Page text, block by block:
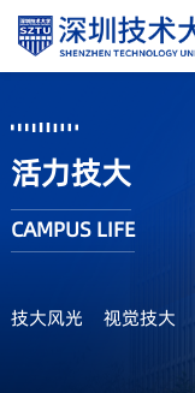
活力技大
CAMPUS LIFE
技大风光 视觉技大